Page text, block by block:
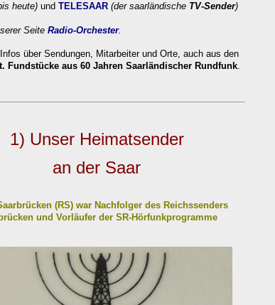
heute) und TELESAAR (der saarländische TV-Sender)
Seite Radio-Orchester.
über Sendungen, Mitarbeiter und Orte, auch aus den
Fundstücke aus 60 Jahren Saarländischer Rundfunk.
1) Unser Heimatsender
an der Saar
(RS) war Nachfolger des Reichssenders
und Vorläufer der SR-Hörfunkprogramme